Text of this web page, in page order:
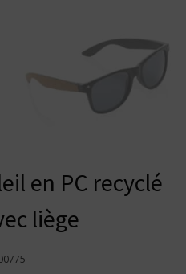
en PC recyclé
liège